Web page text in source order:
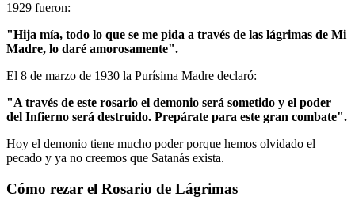
1929 fueron:
"Hija mía, todo lo que se me pida a través de las lágrimas de Mi
Madre, lo daré amorosamente".
El 8 de marzo de 1930 la Purísima Madre declaró:
"A través de este rosario el demonio será sometido y el poder
del Infierno será destruido. Prepárate para este gran combate".
Hoy el demonio tiene mucho poder porque hemos olvidado el
pecado y ya no creemos que Satanás exista.
Cómo rezar el Rosario de Lágrimas